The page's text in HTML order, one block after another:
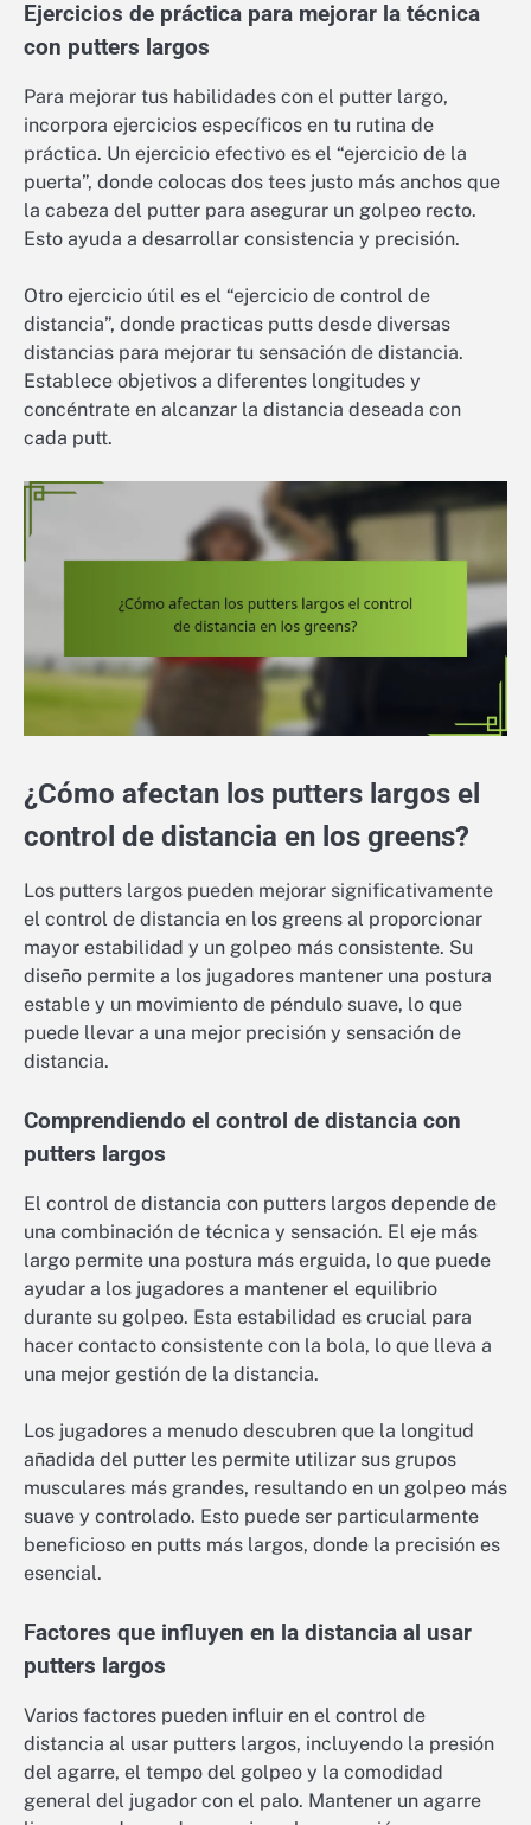
Ejercicios de práctica para mejorar la técnica
con putters largos
Para mejorar tus habilidades con el putter largo,
incorpora ejercicios específicos en tu rutina de
práctica. Un ejercicio efectivo es el “ejercicio de la
puerta”, donde colocas dos tees justo más anchos que
la cabeza del putter para asegurar un golpeo recto.
Esto ayuda a desarrollar consistencia y precisión.
Otro ejercicio útil es el “ejercicio de control de
distancia”, donde practicas putts desde diversas
distancias para mejorar tu sensación de distancia.
Establece objetivos a diferentes longitudes y
concéntrate en alcanzar la distancia deseada con
cada putt.
¿Cómo afectan los putters largos el
control de distancia en los greens?
Los putters largos pueden mejorar significativamente
el control de distancia en los greens al proporcionar
mayor estabilidad y un golpeo más consistente. Su
diseño permite a los jugadores mantener una postura
estable y un movimiento de péndulo suave, lo que
puede llevar a una mejor precisión y sensación de
distancia.
Comprendiendo el control de distancia con
putters largos
El control de distancia con putters largos depende de
una combinación de técnica y sensación. El eje más
largo permite una postura más erguida, lo que puede
ayudar a los jugadores a mantener el equilibrio
durante su golpeo. Esta estabilidad es crucial para
hacer contacto consistente con la bola, lo que lleva a
una mejor gestión de la distancia.
Los jugadores a menudo descubren que la longitud
añadida del putter les permite utilizar sus grupos
musculares más grandes, resultando en un golpeo más
suave y controlado. Esto puede ser particularmente
beneficioso en putts más largos, donde la precisión es
esencial.
Factores que influyen en la distancia al usar
putters largos
Varios factores pueden influir en el control de
distancia al usar putters largos, incluyendo la presión
del agarre, el tempo del golpeo y la comodidad
general del jugador con el palo. Mantener un agarre